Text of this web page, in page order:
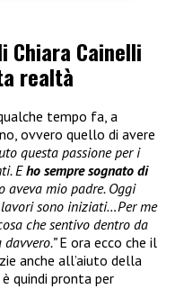
Chiara Cainelli
realtà
tempo fa, a
ovvero quello di avere
questa passione per i
Eho sempre sognato di
aveva mio padre. Oggi
sono iniziati…Per me
che sentivo dentro da
E ora ecco che il
anche all’aiuto della
quindi pronta per